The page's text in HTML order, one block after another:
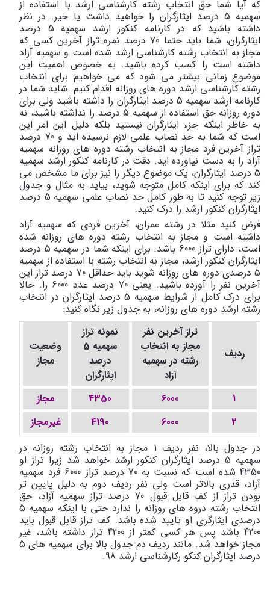
که آیا شما حق انتخاب رشته کارشناسی ارشد با استفاده از
سهمیه 5 درصد ایثارگران را خواهید داشت یا خیر. در نظر
داشته باشید که در کارنامه کنکور ارشد سهمیه 5 درصد
ایثارگران، شما باید حتما 70 درصد نمره تراز آخرین کسی که
مجاز به انتخاب رشته کارشناسی ارشد شده است و سهمیه آزاد
داشته است را کسب کرده باشید. به خصوص اهمیت این
موضوع زمانی بیشتر می شود که می خواهیم برای انتخاب
رشته کارشناسی ارشد دوره های روزانه اقدام کنیم. شاید شما در
کارنامه ارشد سهمیه 5 درصد ایثارگران را داشته باشید ولی برای
دوره روزانه حق استفاده از سهمیه 5 درصد را نداشته باشید، نه
به خاطر اینکه جزء ایثارگران نیستید بلکه دلیل این امر این
است که شما به حد نصاب علمی لازم نرسیده اید و 70 درصد
تراز آخرین فرد مجاز به انتخاب رشته دوره های روزانه سهمیه
آزاد را به دست نیاورده اید. دقت در کارنامه کنکور ارشد سهمیه
5 درصد ایثارگران، یک موضوع دیگر را نیز برای ما مشخص می
کند که برای اینکه کامل متوجه شوید، بیاید به مثال و جدول
زیر توجه کنید تا به طور کامل حد نصاب علمی سهمیه 5 درصد
ایثارگران کنکور ارشد را درک کنید.
فرض کنید مثلا در رشته عمران، آخرین فردی که سهمیه آزاد
داشته است و مجاز به انتخاب رشته دوره های روزانه شده
است، دارای تراز 6000 باشد. برای اینکه شما در سهمیه 5 درصد
ایثارگران کنکور ارشد، مجاز به انتخاب رشته با استفاده از سهمیه
5 درصدی دوره های روزانه شوید باید حداقل 70 درصد تراز این
آخرین نفر را آورده باشید. یعنی 70 درصد عدد 6000 را. حالا
برای درک کامل از شرایط سهمیه 5 درصد ایثارگران در انتخاب
رشته ارشد دوره های روزانه، به جدول زیر نگاه کنید:
ردیف
تراز آخرین نفر
مجاز به انتخاب
رشته در سهمیه
آزاد
نمونه تراز
سهمیه 5
درصد
ایثارگران
وضعیت
مجاز
1
6000
4350
مجاز
2
6000
4190
غیرمجاز
در جدول بالا، نفر ردیف 1 مجاز به انتخاب رشته روزانه در
سهمیه 5 درصد ایثارگران کنکور ارشد خواهد شد زیرا تراز او
4350 شده است که نسبت به 70 درصد تراز 6000 فرد سهمیه
آزاد، قدری بالاتر است ولی نفر ردیف دوم به دلیل پایین تر
بودن تراز از کف قابل قبول 70 درصد تراز سهمیه آزاد، حق
انتخاب رشته دروه های روزانه را ندارد حتی با اینکه سهمیه 5
درصدی ایثارگری او تایید شده باشد. کف تراز قابل قبول باید
4200 باشد پس هر کسی کمتر از 4200 تراز داشته باشد، غیر
مجاز خواهد شد. مانند ردیف دم جدول بالا برای سهمیه های 5
درصد ایثارگران کنکو رکارشناسی ارشد 98.